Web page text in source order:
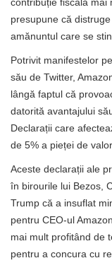
presupune că
amănuntul care se
Potrivit manifestelor
său de Twitter,
lângă faptul că
datorită avantajului
Declarații care
de 5% a pieței de
Aceste declarații ale
în birourile lui Bezos,
Trump că a insuflat
pentru CEO-ul
mai mult profitând de
pentru a concura cu